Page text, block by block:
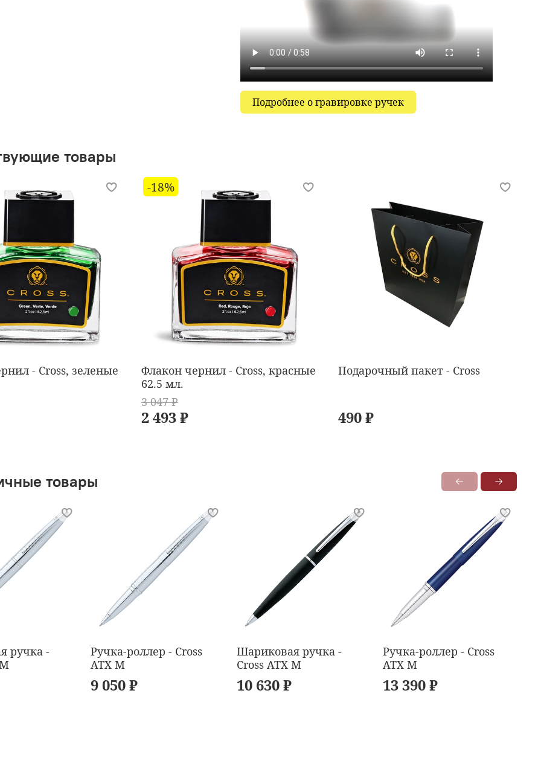
Подробнее о гравировке ручек
товары
- Cross, зеленые
-18%
Флакон чернил - Cross, красные
62.5 мл.
3 047 ₽
2 493 ₽
Подарочный пакет - Cross
490 ₽
товары
ручка -
Ручка-роллер - Cross
ATX M
9 050 ₽
Шариковая ручка -
Cross ATX M
10 630 ₽
Ручка-роллер - Cross
ATX M
13 390 ₽